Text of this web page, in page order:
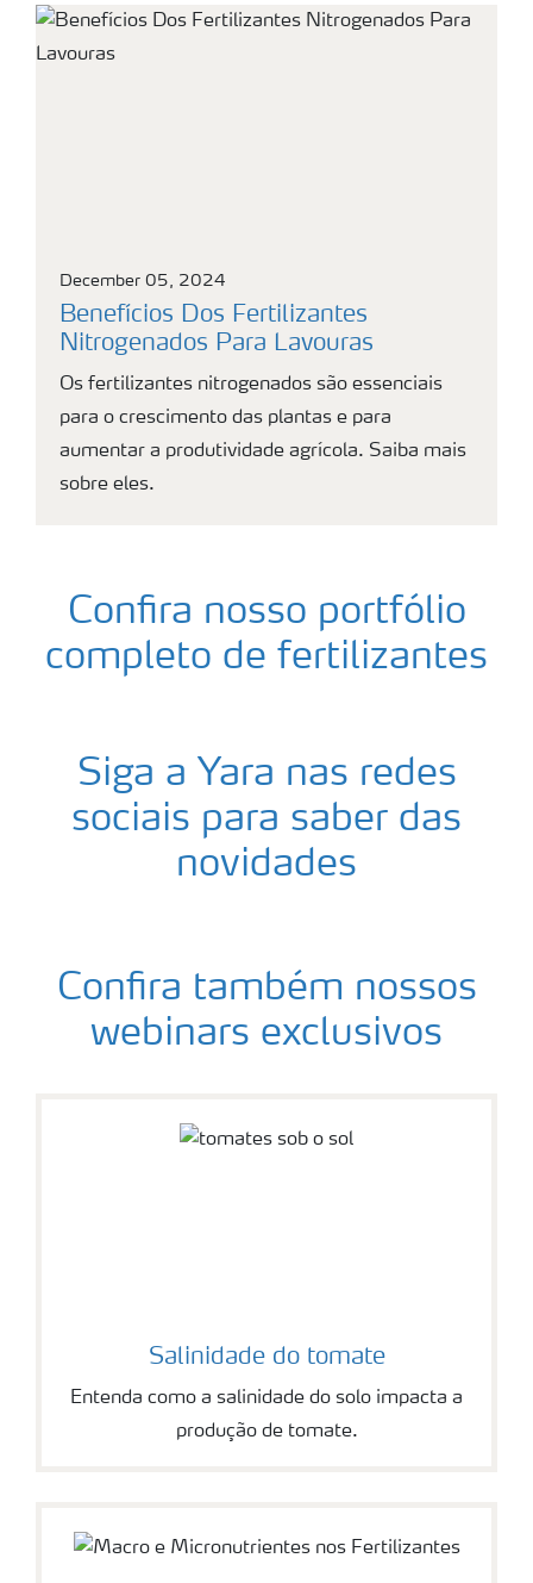
December 05, 2024
Benefícios Dos Fertilizantes
Nitrogenados Para Lavouras
Os fertilizantes nitrogenados são essenciais
para o crescimento das plantas e para
aumentar a produtividade agrícola. Saiba mais
sobre eles.
Confira nosso portfólio
completo de fertilizantes
Siga a Yara nas redes
sociais para saber das
novidades
Confira também nossos
webinars exclusivos
Salinidade do tomate
Entenda como a salinidade do solo impacta a
produção de tomate.